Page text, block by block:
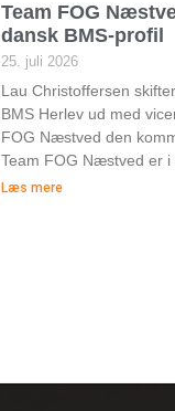
Team FOG
dansk BMS-profil
25. juli 2026
Lau Christoffersen
BMS Herlev ud med
FOG Næstved den
Team FOG Næstved er i
Læs mere